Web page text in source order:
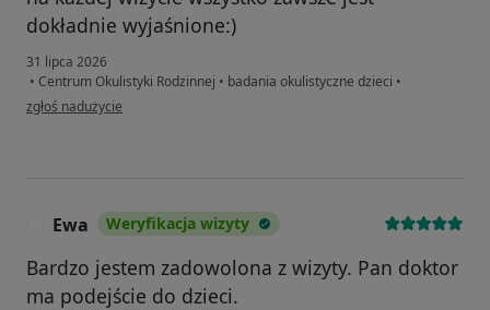
dokładnie wyjaśnione:)
31 lipca 2026
• Centrum Okulistyki Rodzinnej • badania okulistyczne dzieci •
w opinii użytkownika Natalia
zgłoś nadużycie
Ewa Weryfikacja wizyty
Bardzo jestem zadowolona z wizyty. Pan doktor
ma podejście do dzieci.